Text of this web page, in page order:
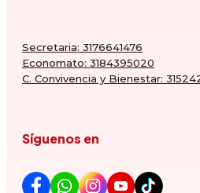
Secretaria: 3176641476
Economato: 3184395020
C. Convivencia y Bienestar:
Síguenos en